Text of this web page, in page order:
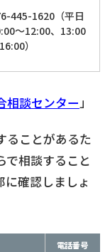
445-1620（平日
～12:00、13:00
）
相談センター」
ることがあるた
で相談すること
確認しましょ
電話番号